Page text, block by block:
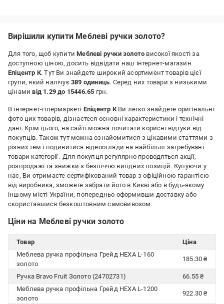
Вирішили купити Меблеві ручки золото?
Для того, щоб купитиМеблеві ручки золото високої якості за
доступною ціною, досить відвідати наш інтернет-магазин
Епіцентр К. Тут Ви знайдете широкий асортимент товарів цієї
групи, який налічує 389 одиниць. Серед них товари з низькими
цінамивід 1.29 до 15446.65 грн.
В інтернет-гіпермаркеті Епіцентр КВи легко знайдете оригінальні
фото цих товарів, дізнаєтеся основні характеристики і технічні
дані. Крім цього, на сайті можна почитати корисні відгуки від
покупців. Також тут можна ознайомитися з цікавими статтями з
різних тем і подивитися відеоогляди на найбільш затребувані
товари категорії . Для покупця регулярно проводяться акції,
розпродажі та знижки з безліччю вигідних позицій. Купуючи у
нас, Ви отримаєте сертифікований товар з офіційною гарантією
від виробника, зможете забрати його в Києві або в будь-якому
іншому місті України, попередньо оформивши доставку або
скориставшися безкоштовним самовивозом.
Ціни на Меблеві ручки золото
Товар
Ціна
Меблева ручка профільна Грейд HEXA L-160
золото
185.30 ₴
Ручка Bravo Fruit Золото (24702731)
66.55 ₴
Меблева ручка профільна Грейд HEXA L-1200
золото
922.30 ₴